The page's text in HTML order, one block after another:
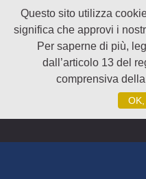
Questo sito utilizza
significa che approvi i
Per saperne di più,
dall’articolo 13 del
comprensiva